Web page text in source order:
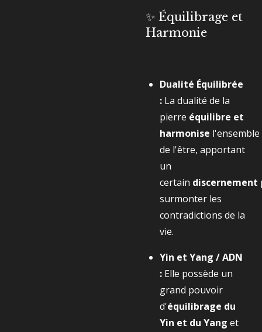
✨ Équilibrage et
Harmonie
Dualité Équilibrée
: La dualité de la
pierre équilibre et
harmonise l'ensemble
de l'être, apportant
un
certain discernement
surmonter les
contradictions de la
vie.
Yin et Yang / ADN
: Elle possède un
grand pouvoir
d'équilibrage du
Yin et du Yang et